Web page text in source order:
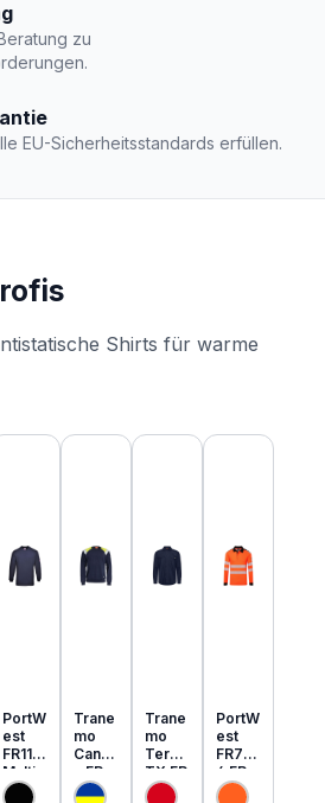
zu
EU-Sicherheitsstandards erfüllen.
Shirts für warme
PortW
est
FR11
Multi
Norm
Trane
mo
Cante
x FR
MultiN
Trane
mo
Tera
TX FR
leicht
PortW
est
FR73
4 FR
MultiN